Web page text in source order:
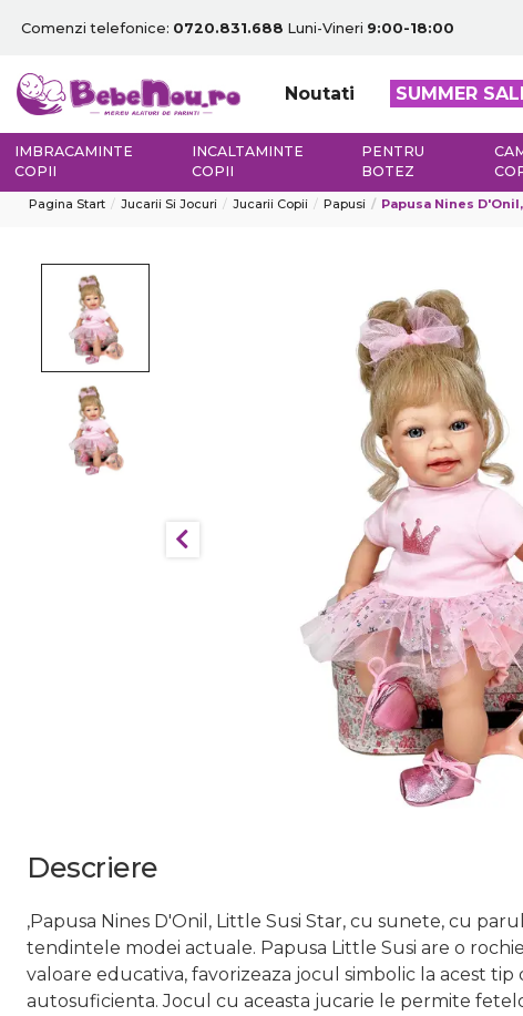
Comenzi telefonice: 0720.831.688 Luni-Vineri 9:00-18:00
Noutati SUMMER
IMBRACAMINTE
COPII
INCALTAMINTE
COPII
PENTRU
BOTEZ
Pagina Start Jucarii Si Jocuri Jucarii Copii Papusi Papusa Nines D'Onil,
Descriere
,Papusa Nines D'Onil, Little Susi Star, cu sunete, cu
tendintele modei actuale. Papusa Little Susi are o
valoare educativa, favorizeaza jocul simbolic la acest
autosuficienta. Jocul cu aceasta jucarie le permite